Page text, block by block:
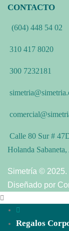
CONTACTO
(604) 448 54 02
310 417 8020
300 7232181
Calle 80 Sur #
Holanda
Simetría © 2025.
Diseñado por
Regalos